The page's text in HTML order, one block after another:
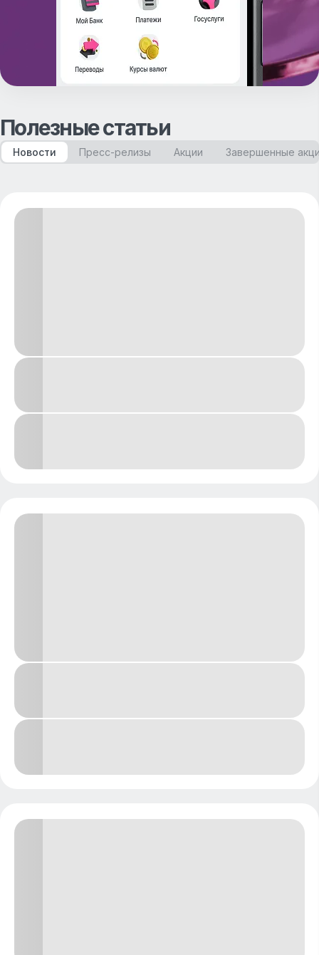
Полезные статьи
Новости Пресс-релизы Акции Завершенные